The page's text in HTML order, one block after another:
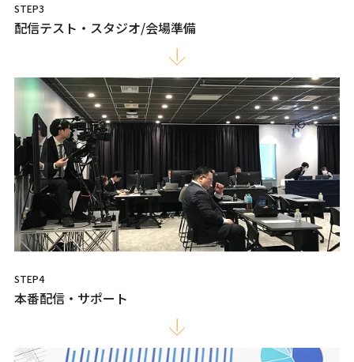
STEP3
配信テスト・スタジオ/会場準備
STEP4
本番配信・サポート